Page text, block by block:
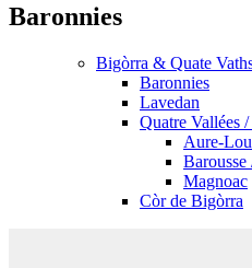
Baronnies
Bigòrra & Quate
Baronnies
Lavedan
Quatre Vallées
Aure-
Barousse
Magnoac
Còr de Bigòrra